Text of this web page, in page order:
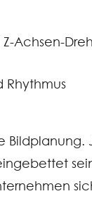
Achsen-
Rhythmus
Bildplanung.